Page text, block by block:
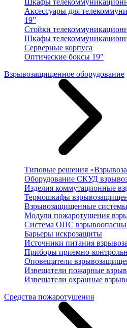
Шкафы
Аксессуары для
19”
Стойки
Шкафы
Серверные корпуса
Оптические боксы 19"
Взрывозащищенное оборудование
Типовые решения
Оборудование СКУД
Изделия коммутационные
Термошкафы
Взрывозащищенные
Модули пожаротушения
Система ОПС
Барьеры искрозащиты
Источники питания
Приборы приемно-
Оповещатели
Извещатели пожарные
Извещатели охранные
Средства пожаротушения